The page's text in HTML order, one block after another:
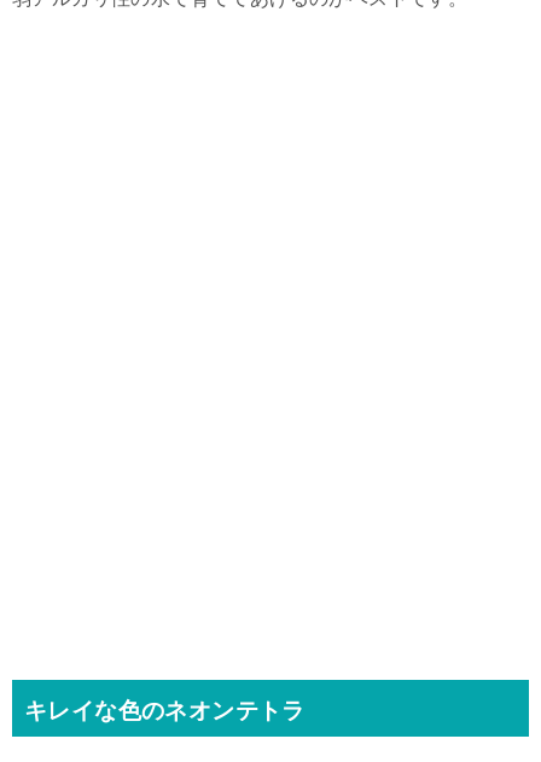
キレイな色のネオンテトラ